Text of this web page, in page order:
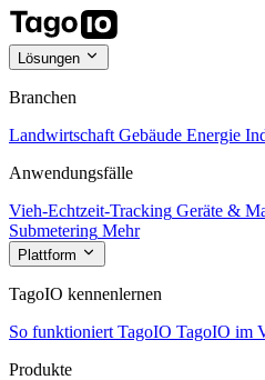
Lösungen
Branchen
Landwirtschaft Gebäude Energie
Anwendungsfälle
Vieh-Echtzeit-Tracking Geräte &
Submetering Mehr
Plattform
TagoIO kennenlernen
So funktioniert TagoIO TagoIO im
Produkte